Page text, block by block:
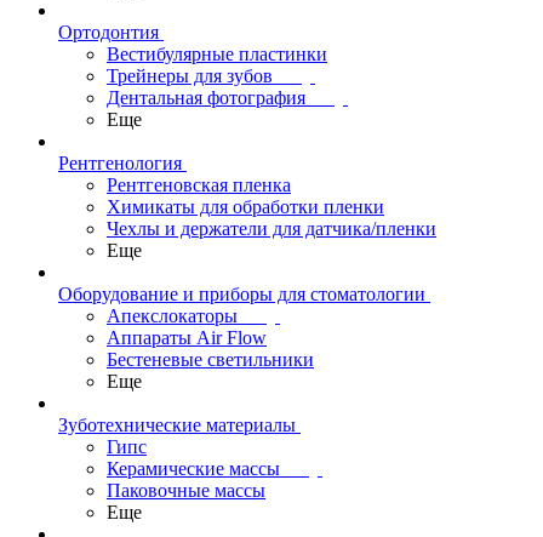
Ортодонтия
Вестибулярные пластинки
Трейнеры для зубов
Дентальная фотография
Еще
Рентгенология
Рентгеновская пленка
Химикаты для обработки пленки
Чехлы и держатели для датчика/пленки
Еще
Оборудование и приборы для стоматологии
Апекслокаторы
Аппараты Air Flow
Бестеневые светильники
Еще
Зуботехнические материалы
Гипс
Керамические массы
Паковочные массы
Еще